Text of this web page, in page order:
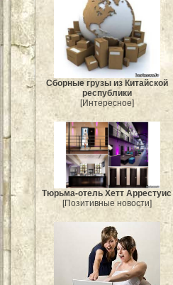
Сборные грузы из Китайской
республики
[Интересное]
Тюрьма-отель Хетт Аррестуис
[Позитивные новости]